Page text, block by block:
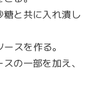
と共に入れ潰し
スを作る。
の一部を加え、